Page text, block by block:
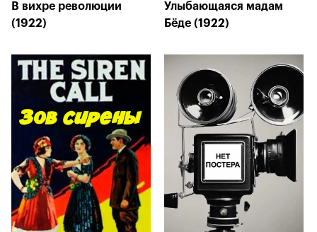
В вихре революции
(1922)
Улыбающаяся мадам
Бёде (1922)